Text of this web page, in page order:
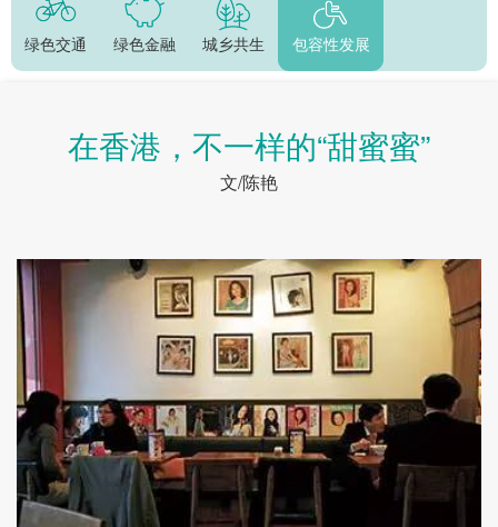
绿色交通 绿色金融 城乡共生 包容性发展
在香港，不一样的“甜蜜蜜”
文/陈艳